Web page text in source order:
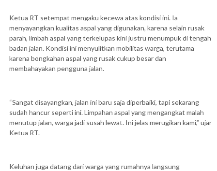
Ketua RT setempat mengaku kecewa atas kondisi ini. Ia
menyayangkan kualitas aspal yang digunakan, karena selain rusak
parah, limbah aspal yang terkelupas kini justru menumpuk di tengah
badan jalan. Kondisi ini menyulitkan mobilitas warga, terutama
karena bongkahan aspal yang rusak cukup besar dan
membahayakan pengguna jalan.
“Sangat disayangkan, jalan ini baru saja diperbaiki, tapi sekarang
sudah hancur seperti ini. Limpahan aspal yang mengangkat malah
menutup jalan, warga jadi susah lewat. Ini jelas merugikan kami,” ujar
Ketua RT.
Keluhan juga datang dari warga yang rumahnya langsung